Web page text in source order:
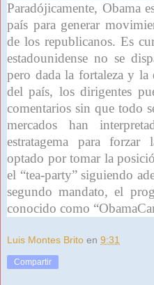
Paradójicamente, Obama
país para generar
de los republicanos. Es
estadounidense no se
pero dada la fortaleza y la
del país, los dirigentes
comentarios sin que todo
mercados han
estratagema para forzar
optado por tomar la
el “tea-party” siguiendo
segundo mandato, el
conocido como
Luis Montes Brito en 9:31
Compartir